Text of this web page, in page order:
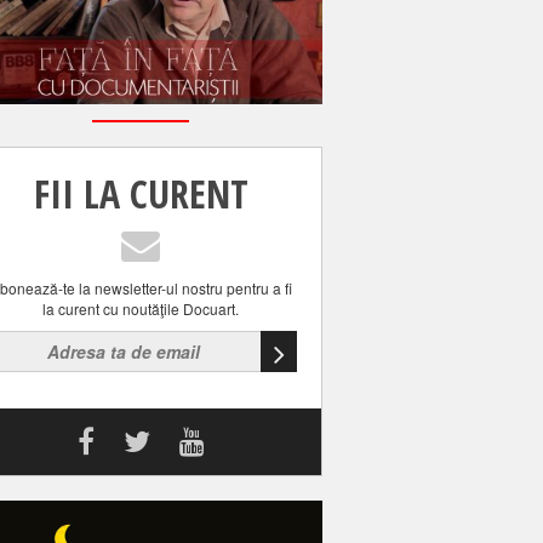
FII LA CURENT
te la newsletter-ul nostru pentru a fi
la curent cu noutăţile Docuart.